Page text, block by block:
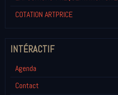
COTATION ARTPRICE
INTÉRACTIF
Agenda
Contact